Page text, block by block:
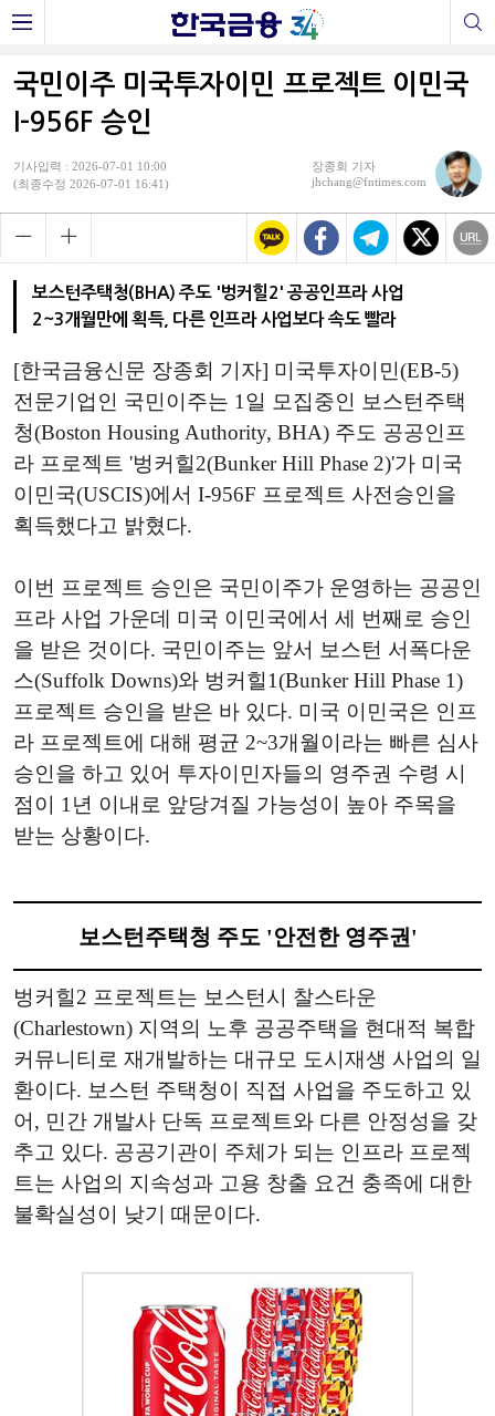
국민이주 미국투자이민 프로젝트 이민국
I-956F 승인
기사입력 : 2026-07-01 10:00
(최종수정 2026-07-01 16:41)
장종회 기자
jhchang@fntimes.com
보스턴주택청(BHA) 주도 '벙커힐2' 공공인프라 사업
2~3개월만에 획득, 다른 인프라 사업보다 속도 빨라
[한국금융신문 장종회 기자] 미국투자이민(EB-5)
전문기업인 국민이주는 1일 모집중인 보스턴주택
청(Boston Housing Authority, BHA) 주도 공공인프
라 프로젝트 '벙커힐2(Bunker Hill Phase 2)'가 미국
이민국(USCIS)에서 I-956F 프로젝트 사전승인을
획득했다고 밝혔다.
이번 프로젝트 승인은 국민이주가 운영하는 공공인
프라 사업 가운데 미국 이민국에서 세 번째로 승인
을 받은 것이다. 국민이주는 앞서 보스턴 서폭다운
스(Suffolk Downs)와 벙커힐1(Bunker Hill Phase 1)
프로젝트 승인을 받은 바 있다. 미국 이민국은 인프
라 프로젝트에 대해 평균 2~3개월이라는 빠른 심사
승인을 하고 있어 투자이민자들의 영주권 수령 시
점이 1년 이내로 앞당겨질 가능성이 높아 주목을
받는 상황이다.
보스턴주택청 주도 '안전한 영주권'
벙커힐2 프로젝트는 보스턴시 찰스타운
(Charlestown) 지역의 노후 공공주택을 현대적 복합
커뮤니티로 재개발하는 대규모 도시재생 사업의 일
환이다. 보스턴 주택청이 직접 사업을 주도하고 있
어, 민간 개발사 단독 프로젝트와 다른 안정성을 갖
추고 있다. 공공기관이 주체가 되는 인프라 프로젝
트는 사업의 지속성과 고용 창출 요건 충족에 대한
불확실성이 낮기 때문이다.